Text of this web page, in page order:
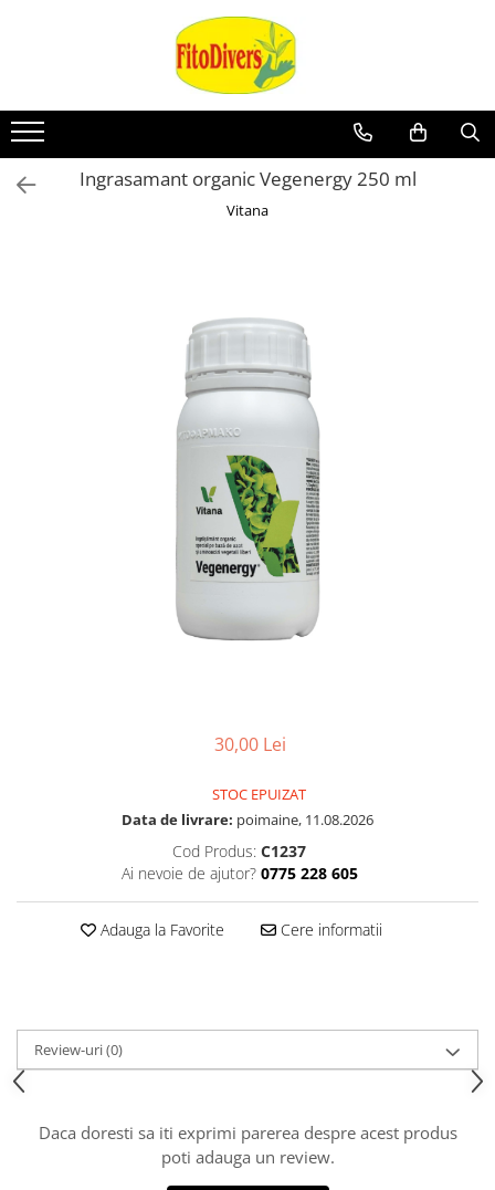
Ingrasamant organic Vegenergy 250 ml
Vitana
30,00 Lei
STOC EPUIZAT
Data de livrare: poimaine, 11.08.2026
Cod Produs: C1237
Ai nevoie de ajutor? 0775 228 605
Adauga la Favorite Cere informatii
Review-uri(0)
Daca doresti sa iti exprimi parerea despre acest produs
poti adauga un review.